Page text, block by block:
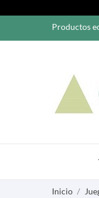
Productos
Inicio